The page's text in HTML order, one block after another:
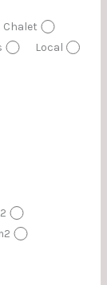
Chalet
Local